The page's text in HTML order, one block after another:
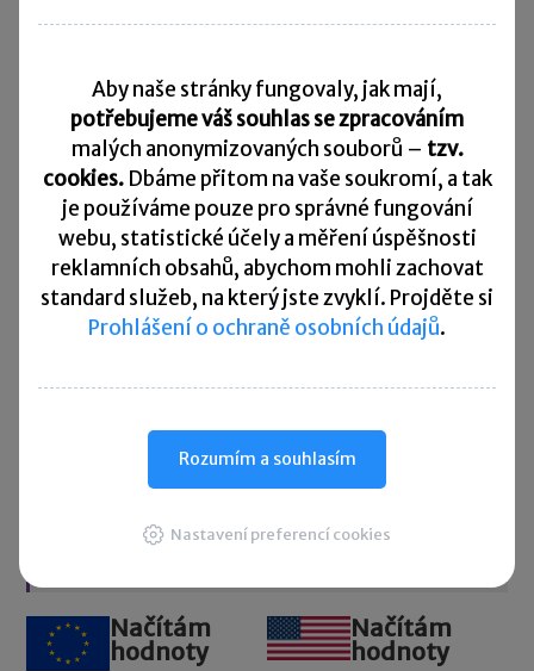
10. 8. 2026
Splatnost daně za červen 2026
20. 8. 2026
Měsíční odvod úhrnu sražených záloh na daň z příjmů
fyzických osob ze závislé činnosti za červenec 2026
20. 8. 2026
Splatnost paušální zálohy
24. 8. 2026
Daňové přiznání a splatnost daně za červenec 2026
Přehled všech termínů ►
Načítám
hodnoty
Načítám
hodnoty
Aby naše stránky fungovaly, jak mají,
potřebujeme váš souhlas se zpracováním
malých anonymizovaných souborů – tzv.
cookies. Dbáme přitom na vaše soukromí, a tak
je používáme pouze pro správné fungování
webu, statistické účely a měření úspěšnosti
reklamních obsahů, abychom mohli zachovat
standard služeb, na který jste zvyklí. Projděte si
Prohlášení o ochraně osobních údajů.
Rozumím a souhlasím
Nastavení preferencí cookies